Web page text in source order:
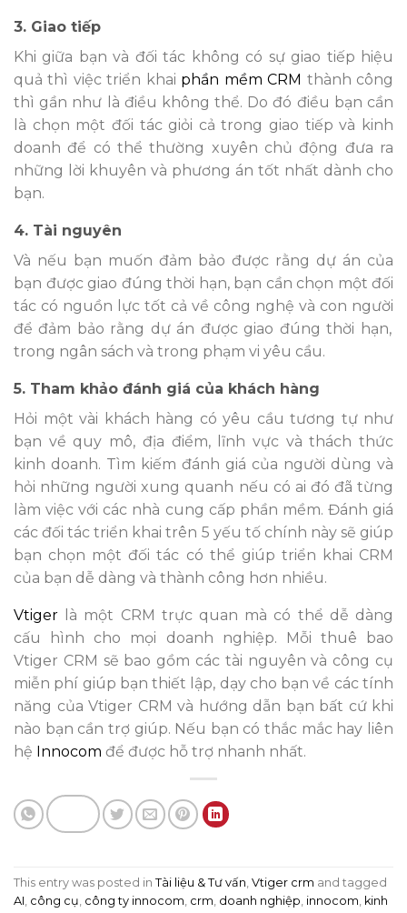
3. Giao tiếp
Khi giữa bạn và đối tác không có sự giao tiếp hiệu
quả thì việc triển khai phần mềm CRM thành công
thì gần như là điều không thể. Do đó điều bạn cần
là chọn một đối tác giỏi cả trong giao tiếp và kinh
doanh để có thể thường xuyên chủ động đưa ra
những lời khuyên và phương án tốt nhất dành cho
bạn.
4. Tài nguyên
Và nếu bạn muốn đảm bảo được rằng dự án của
bạn được giao đúng thời hạn, bạn cần chọn một đối
tác có nguồn lực tốt cả về công nghệ và con người
để đảm bảo rằng dựán được giao đúng thời hạn,
trong ngân sách và trong phạm vi yêu cầu.
5. Tham khảo đánh giá của khách hàng
Hỏi một vài khách hàng có yêu cầu tương tựnhư
bạn về quy mô, địa điểm, lĩnh vực và thách thức
kinh doanh. Tìm kiếm đánh giá của người dùng và
hỏi những người xung quanh nếu có ai đó đã từng
làm việc với các nhà cung cấp phần mềm. Đánh giá
các đối tác triển khai trên 5 yếu tố chính này sẽ giúp
bạn chọn mộtđối tác có thể giúp triển khai CRM
của bạn dễ dàng và thành công hơn nhiều.
Vtiger là một CRM trực quan mà có thể dễ dàng
cấu hình cho mọi doanh nghiệp. Mỗi thuê bao
Vtiger CRM sẽ bao gồm các tài nguyên và công cụ
miễn phí giúp bạn thiết lập, dạy cho bạn về các tính
năng của Vtiger CRM và hướng dẫn bạn bất cứ khi
nào bạn cần trợ giúp. Nếu bạn có thắc mắc hay liên
hệ Innocom để được hỗ trợ nhanh nhất.
This entry was posted in Tài liệu & Tư vấn Vtiger crm and tagged
AI công cụ công ty innocom crm doanh nghiệp innocom kinh